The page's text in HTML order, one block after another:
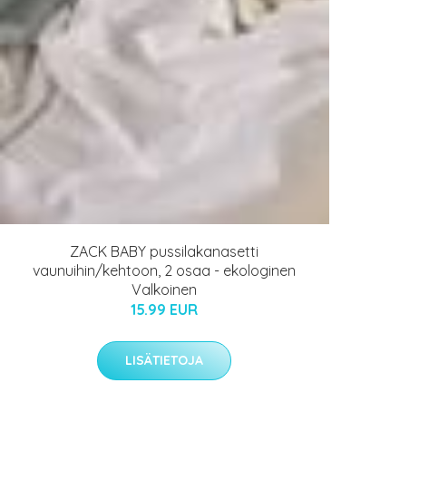
ZACK BABY pussilakanasetti
vaunuihin/kehtoon, 2 osaa - ekologinen
Valkoinen
15.99 EUR
LISÄTIETOJA